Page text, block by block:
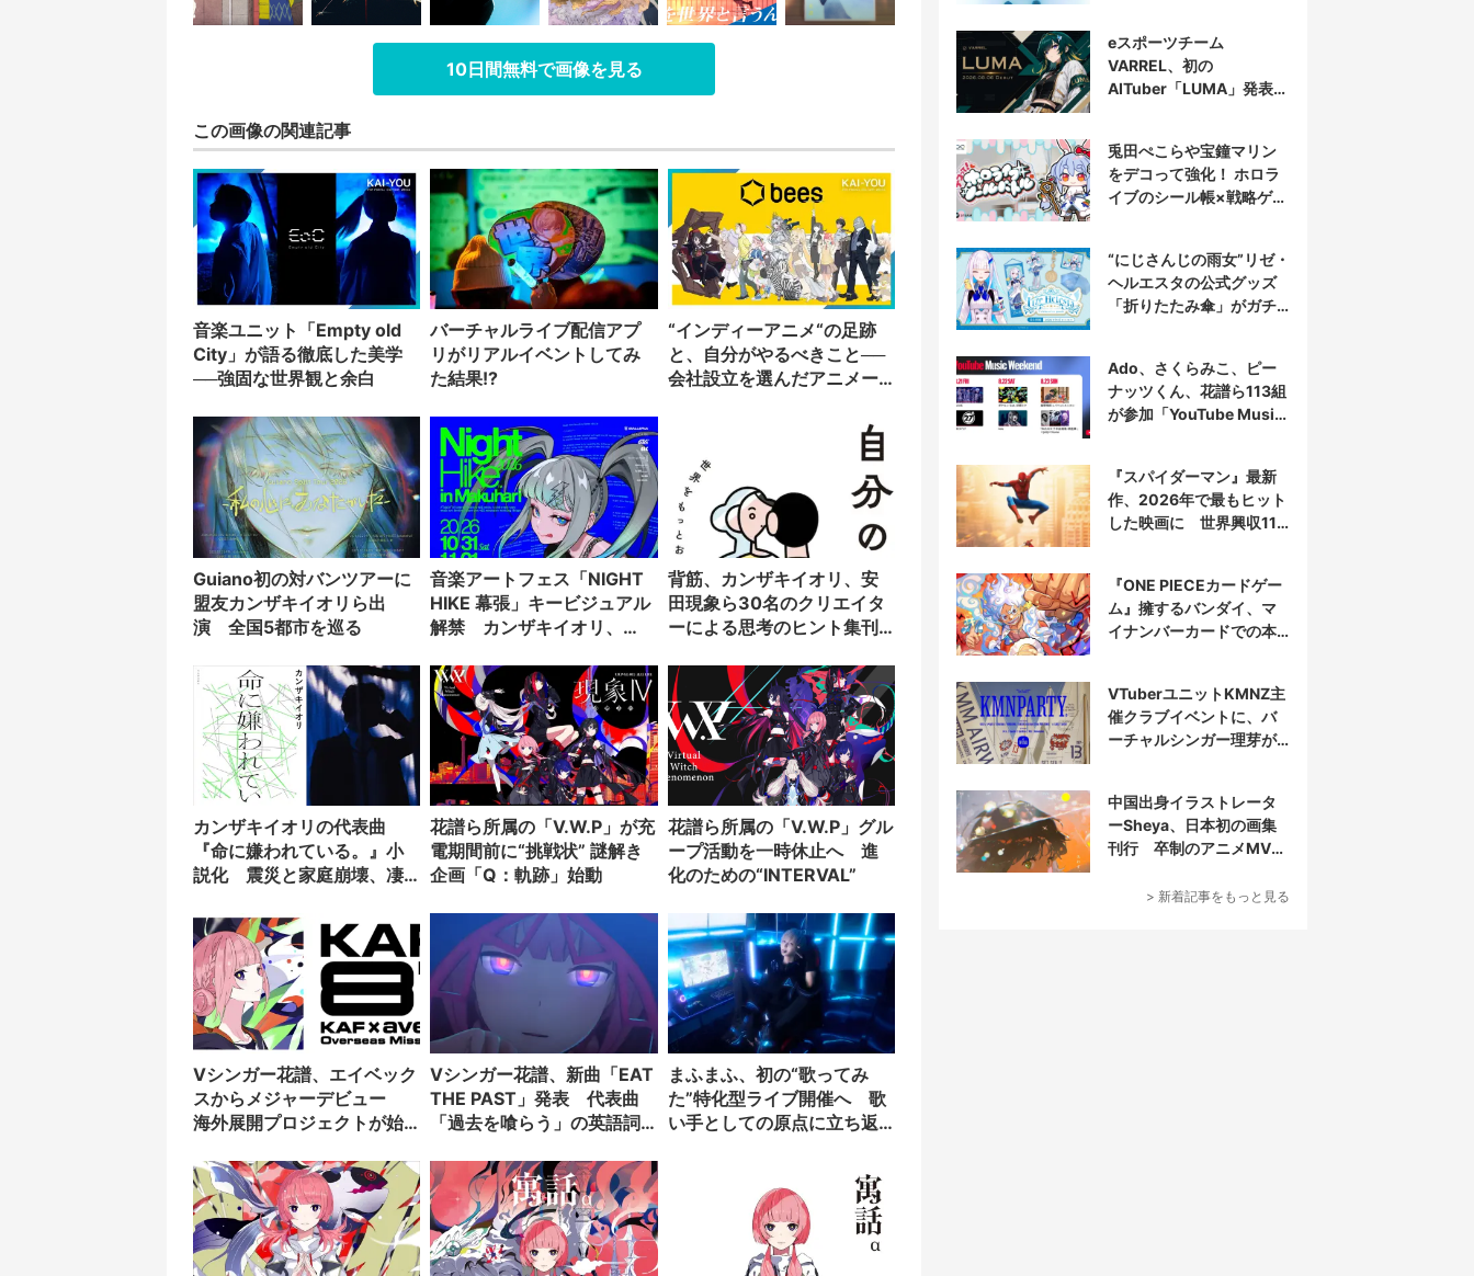
10日間無料で画像を見る
この画像の関連記事
音楽ユニット「Empty old
City」が語る徹底した美学
──強固な世界観と余白
バーチャルライブ配信アプ
リがリアルイベントしてみ
た結果!?
“インディーアニメ“の足跡
と、自分がやるべきこと──
会社設立を選んだアニメー
Guiano初の対バンツアーに
盟友カンザキイオリら出
演 全国5都市を巡る
音楽アートフェス「NIGHT
HIKE 幕張」キービジュアル
解禁 カンザキイオリ、
背筋、カンザキイオリ、安
田現象ら30名のクリエイタ
ーによる思考のヒント集刊
カンザキイオリの代表曲
『命に嫌われている。』小
説化 震災と家庭崩壊、凄
花譜ら所属の「V.W.P」が充
電期間前に“挑戦状” 謎解き
企画「Q：軌跡」始動
花譜ら所属の「V.W.P」グル
ープ活動を一時休止へ 進
化のための“INTERVAL”
Vシンガー花譜、エイベック
スからメジャーデビュー
海外展開プロジェクトが始
Vシンガー花譜、新曲「EAT
THE PAST」発表 代表曲
「過去を喰らう」の英語詞
まふまふ、初の“歌ってみ
た”特化型ライブ開催へ 歌
い手としての原点に立ち返
eスポーツチーム
VARREL、初の
AITuber「LUMA」発表
兎田ぺこらや宝鐘マリン
をデコって強化！ ホロラ
イブのシール帳×戦略ゲー
“にじさんじの雨女”リゼ・
ヘルエスタの公式グッズ
「折りたたみ傘」がガチ
Ado、さくらみこ、ピー
ナッツくん、花譜ら113組
が参加「YouTube Music
『スパイダーマン』最新
作、2026年で最もヒット
した映画に 世界興収11
『ONE PIECEカードゲー
ム』擁するバンダイ、マ
イナンバーカードでの本
VTuberユニットKMNZ主
催クラブイベントに、バ
ーチャルシンガー理芽が
中国出身イラストレータ
ーSheya、日本初の画集
刊行 卒制のアニメMVが
> 新着記事をもっと見る